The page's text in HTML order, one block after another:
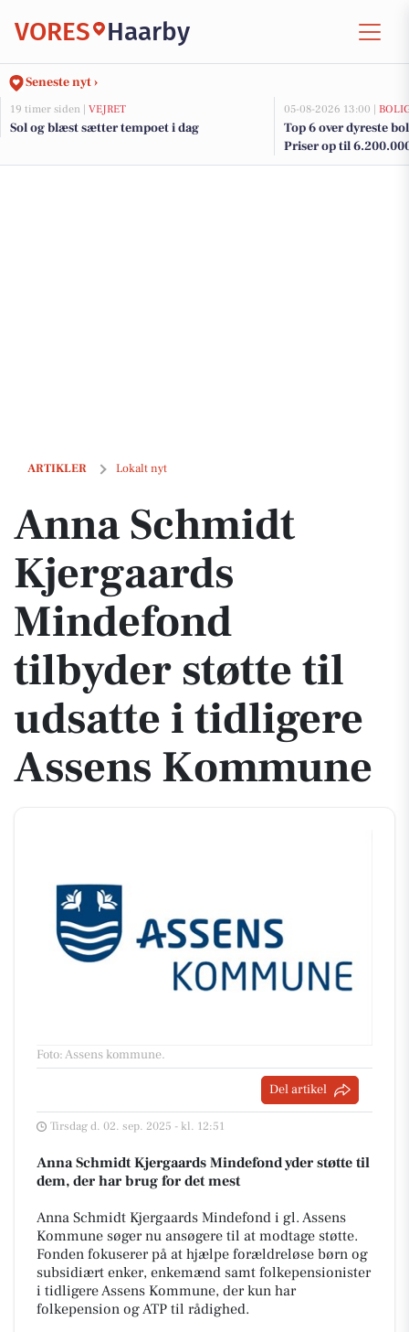
VORES Haarby
Seneste nyt ›
19 timer siden | VEJRET
Sol og blæst sætter tempoet i dag
05-08-2026 13:00 |
Top 6 over dyreste
Priser op til
ARTIKLER Lokalt nyt
Anna Schmidt Kjergaards Mindefond tilbyder støtte til udsatte i
Anna Schmidt
Kjergaards
Mindefond
tilbyder støtte til
udsatte i tidligere
Assens Kommune
Foto: Assens kommune.
Del artikel
Tirsdag d. 02. sep. 2025 - kl. 12:51
Anna Schmidt Kjergaards Mindefond yder støtte til
dem, der har brug for det mest
Anna Schmidt Kjergaards Mindefond i gl. Assens
Kommune søger nu ansøgere til at modtage støtte.
Fonden fokuserer på at hjælpe forældreløse børn og
subsidiært enker, enkemænd samt folkepensionister
i tidligere Assens Kommune, der kun har
folkepension og ATP til rådighed.